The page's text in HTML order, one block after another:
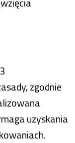
zgodnie
uzyskania